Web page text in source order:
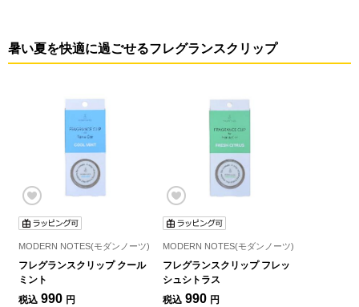
暑い夏を快適に過ごせるフレグランスクリップ
MODERN NOTES(モダンノーツ)
フレグランスクリップ クール
ミント
税込 990 円
MODERN NOTES(モダンノーツ)
フレグランスクリップ フレッ
シュシトラス
税込 990 円